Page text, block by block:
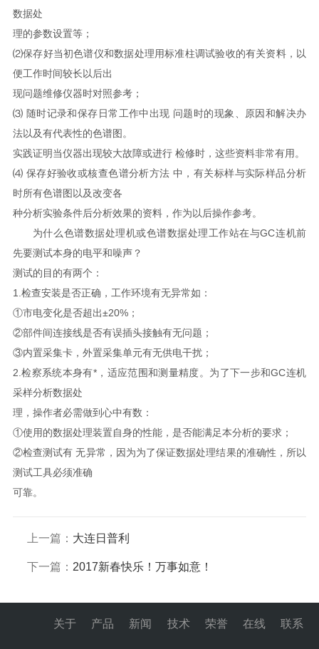
数据处
理的参数设置等；
⑵保存好当初色谱仪和数据处理用标准柱调试验收的有关资料，以
便工作时间较长以后出
现问题维修仪器时对照参考；
⑶ 随时记录和保存日常工作中出现 问题时的现象、原因和解决办
法以及有代表性的色谱图。
实践证明当仪器出现较大故障或进行 检修时，这些资料非常有用。
⑷ 保存好验收或核查色谱分析方法 中，有关标样与实际样品分析
时所有色谱图以及改变各
种分析实验条件后分析效果的资料，作为以后操作参考。
为什么色谱数据处理机或色谱数据处理工作站在与GC连机前
先要测试本身的电平和噪声？
测试的目的有两个：
1.检查安装是否正确，工作环境有无异常如：
①市电变化是否超出±20%；
②部件间连接线是否有误插头接触有无问题；
③内置采集卡，外置采集单元有无供电干扰；
2.检察系统本身有*，适应范围和测量精度。为了下一步和GC连机
采样分析数据处
理，操作者必需做到心中有数：
①使用的数据处理装置自身的性能，是否能满足本分析的要求；
②检查测试有 无异常，因为为了保证数据处理结果的准确性，所以
测试工具必须准确
可靠。
上一篇： 大连日普利
下一篇： 2017新春快乐！万事如意！
关于 产品 新闻 技术 荣誉 在线 联系